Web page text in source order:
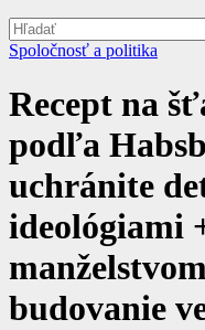
Spoločnosť a politika
Recept na
podľa
uchránite
ideológiami
budovanie